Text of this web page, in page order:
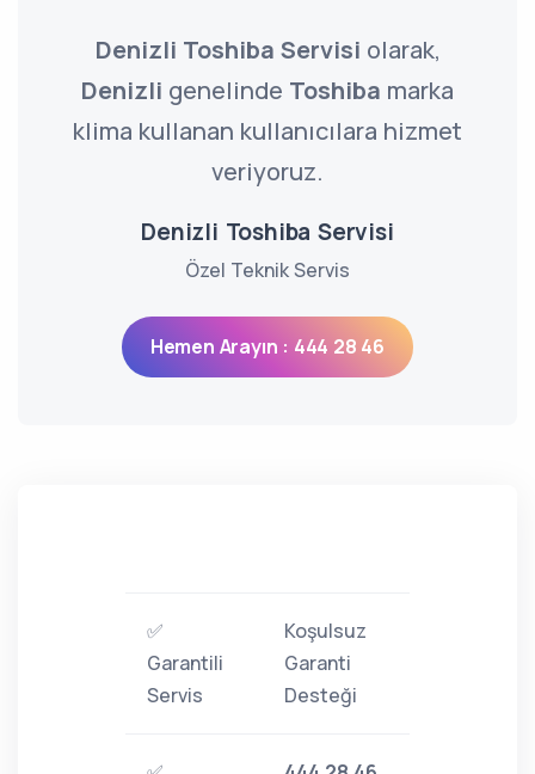
Denizli Toshiba Servisi olarak,
Denizli genelinde Toshiba marka
klima kullanan kullanıcılara hizmet
veriyoruz.
Denizli Toshiba Servisi
Özel Teknik Servis
Hemen Arayın : 444 28 46
✅
Garantili
Servis
Koşulsuz
Garanti
Desteği